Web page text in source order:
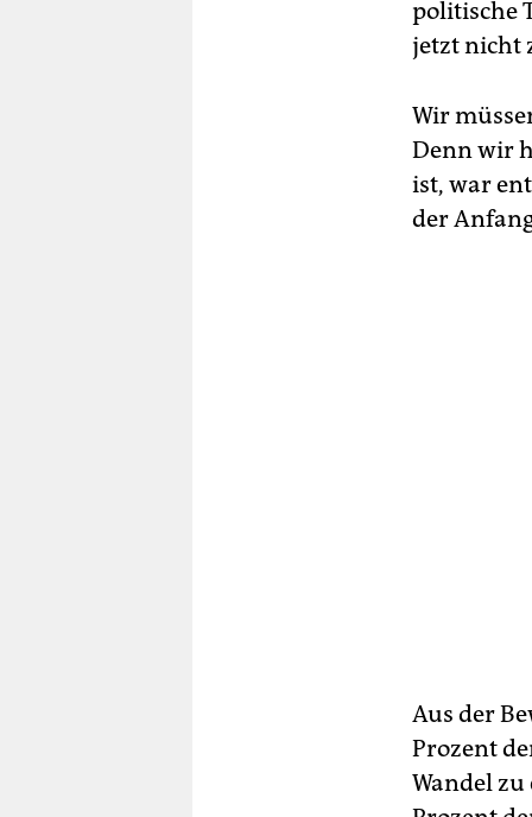
politische
jetzt nicht
Wir
Denn wir
ist, war
der
Aus der
Prozent
Wandel